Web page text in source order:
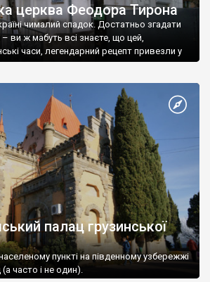
церква Феодора Тирона
чималий спадок. Достатньо згадати
– ви ж мабуть всі знаєте, що цей,
часи, легендарний рецепт привезли у
палац грузинської
пункті на південному узбережжі
часто і не один).